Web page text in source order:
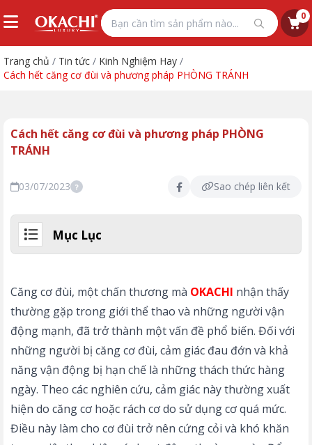
0
Trang chủ / Tin tức / Kinh Nghiệm Hay /
Cách hết căng cơ đùi và phương pháp PHÒNG TRÁNH
Cách hết căng cơ đùi và phương pháp PHÒNG
TRÁNH
03/07/2023 ? Sao chép liên kết
Mục Lục
Căng cơ đùi, một chấn thương mà OKACHI nhận thấy
thường gặp trong giới thể thao và những người vận
động mạnh, đã trở thành một vấn đề phổ biến. Đối với
những người bị căng cơ đùi, cảm giác đau đớn và khả
năng vận động bị hạn chế là những thách thức hàng
ngày. Theo các nghiên cứu, cảm giác này thường xuất
hiện do căng cơ hoặc rách cơ do sử dụng cơ quá mức.
Điều này làm cho cơ đùi trở nên cứng cỏi và khó khăn